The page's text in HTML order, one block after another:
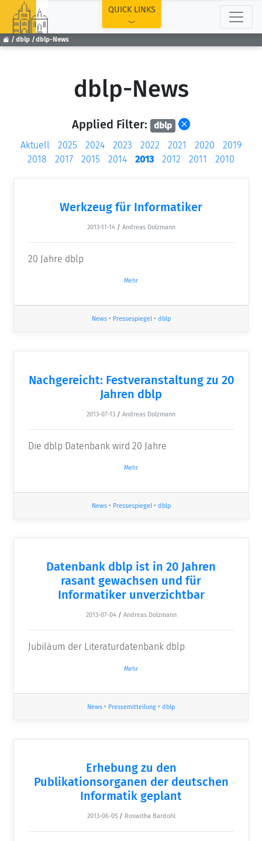
dblp dblp-News
QUICK LINKS
dblp-News
Applied Filter: dblp
Aktuell 2025 2024 2023 2022 2021 2020
2019
2018
2017 2015 2014 2013 2012 2011 2010
Werkzeug für Informatiker
2013-11-14 / Andreas Dolzmann
20 Jahre dblp
Mehr
News• Pressespiegel• dblp
Nachgereicht: Festveranstaltung zu 20
Jahren dblp
2013-07-13 / Andreas Dolzmann
Die dblp Datenbank wird 20 Jahre
Mehr
News• Pressespiegel• dblp
Datenbank dblp ist in 20 Jahren
rasant gewachsen und für
Informatiker unverzichtbar
2013-07-04 / Andreas Dolzmann
Jubiläum der Literaturdatenbank dblp
Mehr
News • Pressemitteilung • dblp
Erhebung zu den
Publikationsorganen der deutschen
Informatik geplant
2013-06-05 / Roswitha Bardohl